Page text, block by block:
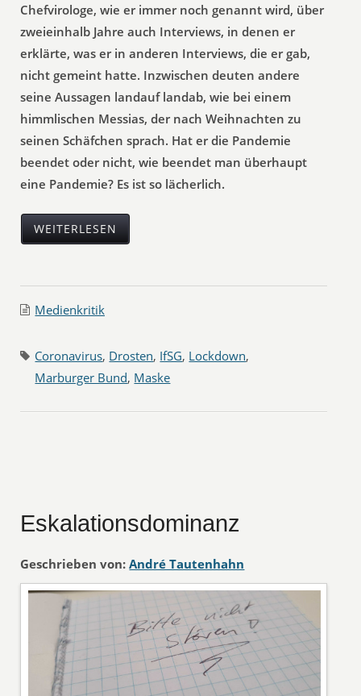
Chefvirologe, wie er immer noch genannt wird, über
zweieinhalb Jahre auch Interviews, in denen er
erklärte, was er in anderen Interviews, die er gab,
nicht gemeint hatte. Inzwischen deuten andere
seine Aussagen landauf landab, wie bei einem
himmlischen Messias, der nach Weihnachten zu
seinen Schäfchen sprach. Hat er die Pandemie
beendet oder nicht, wie beendet man überhaupt
eine Pandemie? Es ist so lächerlich.
WEITERLESEN
Medienkritik
Coronavirus, Drosten, IfSG, Lockdown,
Marburger Bund, Maske
Eskalationsdominanz
Geschrieben von: André Tautenhahn